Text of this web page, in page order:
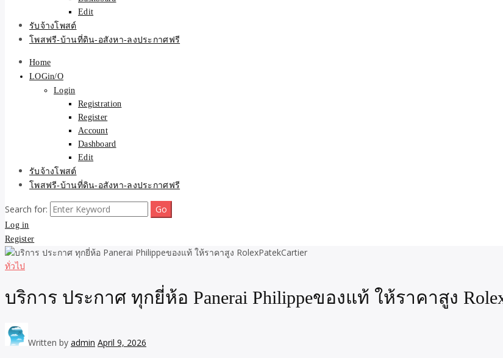
Edit
รับจ้างโพสต์
โพสฟรี-บ้านที่ดิน-อสังหา-ลงประกาศฟรี
Home
LOGin/O
Login
Registration
Register
Account
Dashboard
Edit
รับจ้างโพสต์
โพสฟรี-บ้านที่ดิน-อสังหา-ลงประกาศฟรี
Search for:
Log in
Register
ทั่วไป
บริการ ประกาศ ทุกยี่ห้อ Panerai Philippeของแท้ ให้ราคาสูง
Written by admin April 9, 2026